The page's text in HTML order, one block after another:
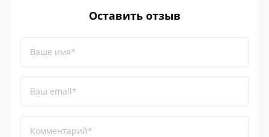
Оставить отзыв
Ваше имя*
Ваш email*
Комментарий*